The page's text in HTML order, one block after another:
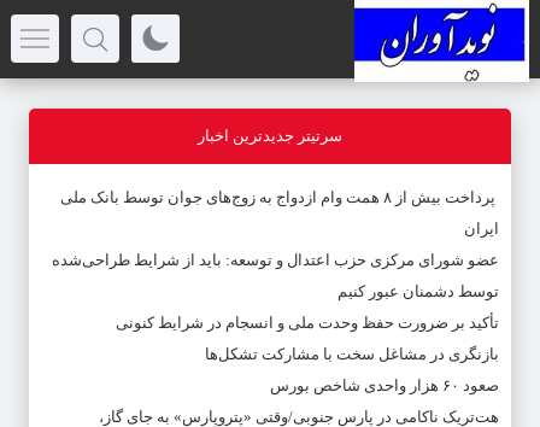
سرتیتر جدیدترین اخبار
پرداخت بیش از ۸ همت وام ازدواج به زوج‌های جوان توسط بانک ملی
ایران
عضو شورای مرکزی حزب اعتدال و توسعه: باید از شرایط طراحی‌شده
توسط دشمنان عبور کنیم
تأکید بر ضرورت حفظ وحدت ملی و انسجام در شرایط کنونی
بازنگری در مشاغل سخت با مشارکت تشکل‌ها
صعود ۶۰ هزار واحدی شاخص بورس
هت‌تریک ناکامی در پارس جنوبی/وقتی «پتروپارس» به جای گاز،